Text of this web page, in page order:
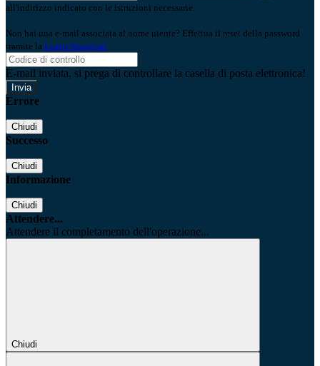
all'indirizzo indicato con le istruzioni necessarie.
Non hai una e-mail associata al nome utente? Effettua il reset della password
tramite la Login Spaggiari
E-mail inviata, si prega di controllare la casella di posta elettronica!
Errore
Chiudi
Successo
Chiudi
Informazione
Chiudi
Attendere...
Attendere il completamento dell'operazione...
Chiudi